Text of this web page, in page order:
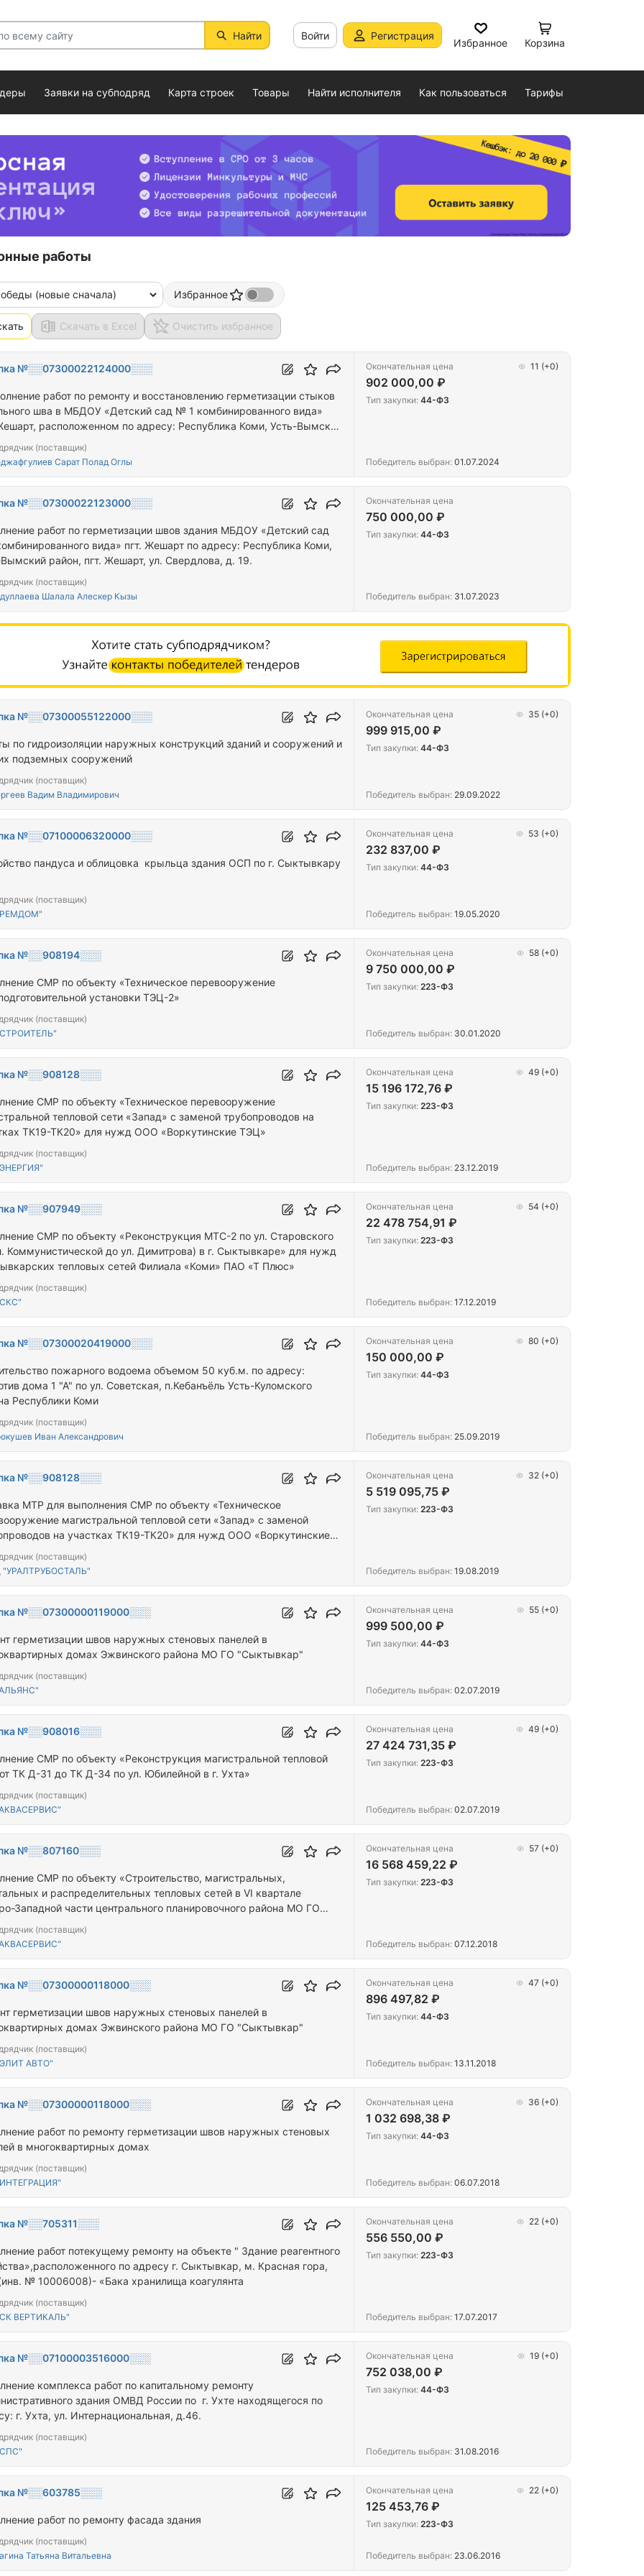
Найти Войти Регистрация
Избранное Корзина
Заявки на субподряд Карта строек Товары Найти исполнителя Как пользоваться Тарифы
работы
(новые сначала) Избранное
Скачать в Excel Очистить избранное
№░░07300022124000░░░
работ по ремонту и восстановлению герметизации стыков
шва в МБДОУ «Детский сад № 1 комбинированного вида»
расположенном по адресу: Республика Коми, Усть-Вымский
(поставщик)
Сарат Полад Оглы
Окончательная цена
902 000,00 ₽
11 (+0)
Тип закупки: 44-ФЗ
Победитель выбран: 01.07.2024
№░░07300022123000░░░
работ по герметизации швов здания МБДОУ «Детский сад
вида» пгт. Жешарт по адресу: Республика Коми,
район, пгт. Жешарт, ул. Свердлова, д. 19.
(поставщик)
Шалала Алескер Кызы
Окончательная цена
750 000,00 ₽
Тип закупки: 44-ФЗ
Победитель выбран: 31.07.2023
№░░07300055122000░░░
по гидроизоляции наружных конструкций зданий и сооружений и
подземных сооружений
(поставщик)
Вадим Владимирович
Окончательная цена
999 915,00 ₽
35 (+0)
Тип закупки: 44-ФЗ
Победитель выбран: 29.09.2022
№░░07100006320000░░░
и облицовка крыльца здания ОСП по г. Сыктывкару
(поставщик)
Окончательная цена
232 837,00 ₽
53 (+0)
Тип закупки: 44-ФЗ
Победитель выбран: 19.05.2020
№░░908194░░░
СМР по объекту «Техническое перевооружение
установки ТЭЦ-2»
(поставщик)
Окончательная цена
9 750 000,00 ₽
58 (+0)
Тип закупки: 223-ФЗ
Победитель выбран: 30.01.2020
№░░908128░░░
СМР по объекту «Техническое перевооружение
тепловой сети «Запад» с заменой трубопроводов на
ТК19-ТК20» для нужд ООО «Воркутинские ТЭЦ»
(поставщик)
Окончательная цена
15 196 172,76 ₽
49 (+0)
Тип закупки: 223-ФЗ
Победитель выбран: 23.12.2019
№░░907949░░░
СМР по объекту «Реконструкция МТС-2 по ул. Старовского
Коммунистической до ул. Димитрова) в г. Сыктывкаре» для нужд
тепловых сетей Филиала «Коми» ПАО «Т Плюс»
(поставщик)
Окончательная цена
22 478 754,91 ₽
54 (+0)
Тип закупки: 223-ФЗ
Победитель выбран: 17.12.2019
№░░07300020419000░░░
пожарного водоема объемом 50 куб.м. по адресу:
дома 1 "А" по ул. Советская, п.Кебанъёль Усть-Куломского
Республики Коми
(поставщик)
Иван Александрович
Окончательная цена
150 000,00 ₽
80 (+0)
Тип закупки: 44-ФЗ
Победитель выбран: 25.09.2019
№░░908128░░░
МТР для выполнения СМР по объекту «Техническое
магистральной тепловой сети «Запад» с заменой
на участках ТК19-ТК20» для нужд ООО «Воркутинские
(поставщик)
"УРАЛТРУБОСТАЛЬ"
Окончательная цена
5 519 095,75 ₽
32 (+0)
Тип закупки: 223-ФЗ
Победитель выбран: 19.08.2019
№░░07300000119000░░░
герметизации швов наружных стеновых панелей в
домах Эжвинского района МО ГО "Сыктывкар"
(поставщик)
Окончательная цена
999 500,00 ₽
55 (+0)
Тип закупки: 44-ФЗ
Победитель выбран: 02.07.2019
№░░908016░░░
СМР по объекту «Реконструкция магистральной тепловой
ТК Д-31 до ТК Д-34 по ул. Юбилейной в г. Ухта»
(поставщик)
Окончательная цена
27 424 731,35 ₽
49 (+0)
Тип закупки: 223-ФЗ
Победитель выбран: 02.07.2019
№░░807160░░░
СМР по объекту «Строительство, магистральных,
и распределительных тепловых сетей в VI квартале
Западной части центрального планировочного района МО ГО
(поставщик)
Окончательная цена
16 568 459,22 ₽
57 (+0)
Тип закупки: 223-ФЗ
Победитель выбран: 07.12.2018
№░░07300000118000░░░
герметизации швов наружных стеновых панелей в
домах Эжвинского района МО ГО "Сыктывкар"
(поставщик)
АВТО"
Окончательная цена
896 497,82 ₽
47 (+0)
Тип закупки: 44-ФЗ
Победитель выбран: 13.11.2018
№░░07300000118000░░░
работ по ремонту герметизации швов наружных стеновых
в многоквартирных домах
(поставщик)
Окончательная цена
1 032 698,38 ₽
36 (+0)
Тип закупки: 44-ФЗ
Победитель выбран: 06.07.2018
№░░705311░░░
работ потекущему ремонту на объекте " Здание реагентного
по адресу г. Сыктывкар, м. Красная гора,
№ 10006008)- «Бака хранилища коагулянта
(поставщик)
ВЕРТИКАЛЬ"
Окончательная цена
556 550,00 ₽
22 (+0)
Тип закупки: 223-ФЗ
Победитель выбран: 17.07.2017
№░░07100003516000░░░
комплекса работ по капитальному ремонту
здания ОМВД России по г. Ухте находящегося по
г. Ухта, ул. Интернациональная, д.46.
(поставщик)
Окончательная цена
752 038,00 ₽
19 (+0)
Тип закупки: 44-ФЗ
Победитель выбран: 31.08.2016
№░░603785░░░
работ по ремонту фасада здания
(поставщик)
Татьяна Витальевна
Окончательная цена
125 453,76 ₽
22 (+0)
Тип закупки: 223-ФЗ
Победитель выбран: 23.06.2016